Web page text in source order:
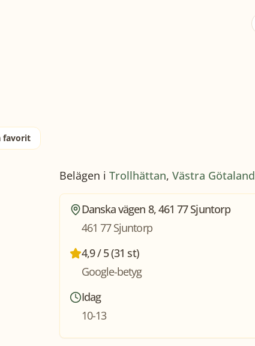
favorit
Belägen i Trollhättan, Västra Götaland
Danska vägen 8, 461 77 Sjuntorp
461 77 Sjuntorp
4,9 / 5 (31 st)
Google-betyg
Idag
10-13